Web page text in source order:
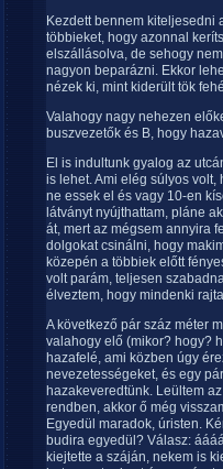
Kezdett bennem kiteljesedni
többieket, hogy azonnal
elszállásolva, de sehogy
nagyon beparázni. Ekkor
nézek ki, mint kiderült tök
Valahogy nagy nehezen
buszvezetők és B, hogy
El is indultunk gyalog az
is lehet. Ami elég súlyos
ne essek el és vagy 10-en
látványt nyújthattam, pláne
át, mert az mégsem annyira
dolgokat csinálni, hogy
közepén a többiek előtt
volt parám, teljesen
élveztem, hogy mindenki
A következő pár száz méter
valahogy elő (mikor? hogy?
hazafelé, ami közben úgy
nevezetességeket, és egy
hazakeveredtünk. Leültem
rendben, akkor ő még
Egyedül maradok, úristen.
budira egyedül? Válasz:
kiejtette a száján, nekem is